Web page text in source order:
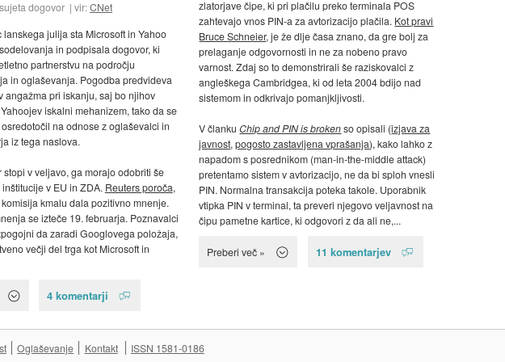
dogovor
vir:CNet
julija sta Microsoft in Yahoo
in podpisala dogovor, ki
partnerstvu na področju
in oglaševanja. Pogodba predvideva
angažma pri iskanju, saj bo njihov
iskalni mehanizem, tako da se
na odnose z oglaševalci in
iz tega naslova.
stopi v veljavo, ga morajo odobriti še
v EU in ZDA. Reuters poroča,
kmalu dala pozitivno mnenje.
se izteče 19. februarja. Poznavalci
da zaradi Googlovega položaja,
večji del trga kot Microsoft in
4 komentarji
zlatorjave čipe, ki pri plačilu preko terminala POS
zahtevajo vnos PIN-a za avtorizacijo plačila. Kot pravi
Bruce Schneier, je že dlje časa znano, da gre bolj za
prelaganje odgovornosti in ne za nobeno pravo
varnost. Zdaj so to demonstrirali še raziskovalci z
angleškega Cambridgea, ki od leta 2004 bdijo nad
sistemom in odkrivajo pomanjkljivosti.
V člankuChip and PIN is brokenso opisali (izjava za
javnost,pogosto zastavljena vprašanja), kako lahko z
napadom s posrednikom (man-in-the-middle attack)
pretentamo sistem v avtorizacijo, ne da bi sploh vnesli
PIN. Normalna transakcija poteka takole. Uporabnik
vtipka PIN v terminal, ta preveri njegovo veljavnost na
čipu pametne kartice, ki odgovori z da ali ne,...
Preberi več » 11 komentarjev
Oglaševanje Kontakt ISSN 1581-0186